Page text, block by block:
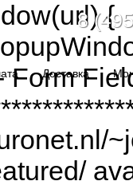
{
Form
8
Доставка